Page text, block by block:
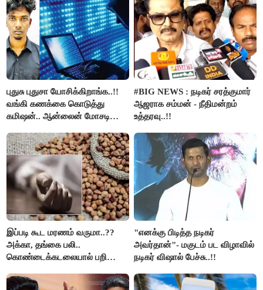
புதுசு புதுசா யோசிக்கிறாங்க..!!
வங்கி கணக்கை கொடுத்து
கமிஷன்.. ஆன்லைன் மோசடி
கைது..!!
#BIG NEWS : நடிகர் சரத்குமார்
ஆஜராக சம்மன் - நீதிமன்றம்
உத்தரவு..!!
இப்படி கூட மரணம் வருமா..??
அக்கா, தங்கை பலி..
கொண்டைக்கடலையால் பறிபோன
"எனக்கு பிடித்த நடிகர்
அவர்தான்"- மகுடம் பட விழாவில்
நடிகர் விஷால் பேச்சு..!!